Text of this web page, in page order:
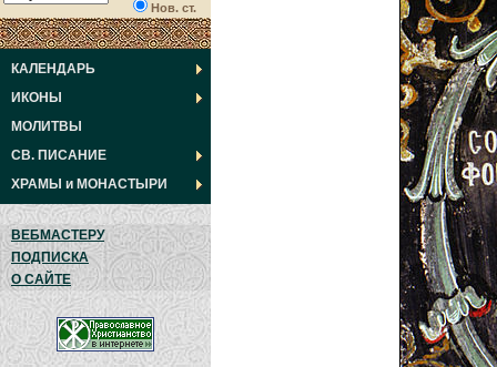
Нов. ст.
КАЛЕНДАРЬ
ИКОНЫ
МОЛИТВЫ
СВ. ПИСАНИЕ
ХРАМЫ и МОНАСТЫРИ
ВЕБМАСТЕРУ
ПОДПИСКА
О САЙТЕ